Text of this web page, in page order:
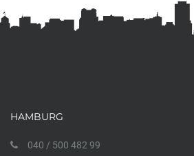
HAMBURG
040 / 500 482 99